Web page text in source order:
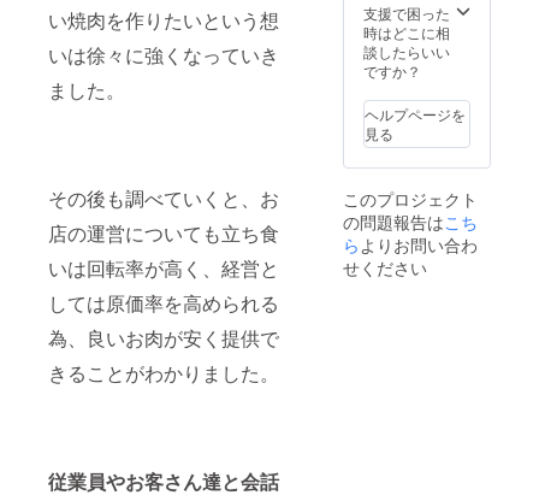
い焼肉を作りたいという想
いは徐々に強くなっていき
ました。
その後も調べていくと、お
店の運営についても立ち食
いは回転率が高く、経営と
しては原価率を高められる
為、良いお肉が安く提供で
きることがわかりました。
従業員やお客さん達と会話
支援で困った
時はどこに相
談したらいい
ですか？
ヘルプページを
見る
このプロジェクト
の問題報告はこち
らよりお問い合わ
せください